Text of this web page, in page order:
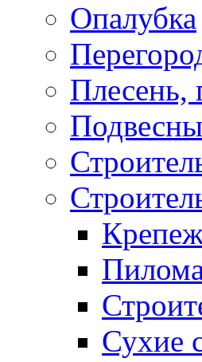
Опалубка
Плесень,
Сухие